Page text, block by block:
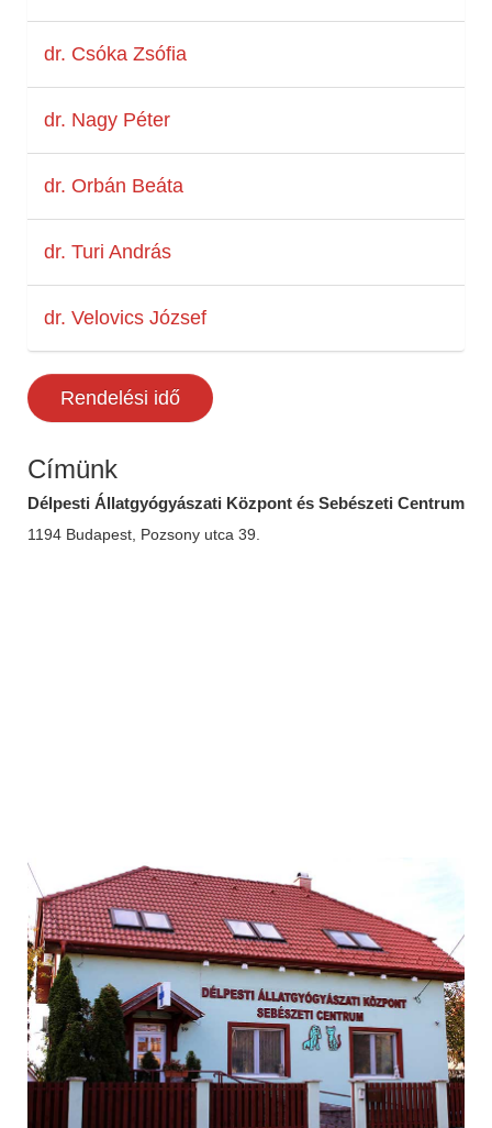
dr. Csóka Zsófia
dr. Nagy Péter
dr. Orbán Beáta
dr. Turi András
dr. Velovics József
Rendelési idő
Címünk
Délpesti Állatgyógyászati Központ és Sebészeti Centrum
1194 Budapest, Pozsony utca 39.